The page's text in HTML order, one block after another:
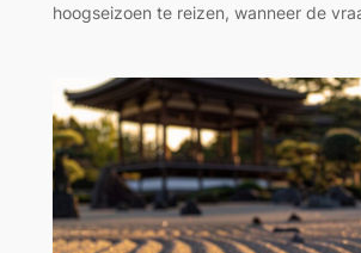
hoogseizoen te reizen, wanneer de